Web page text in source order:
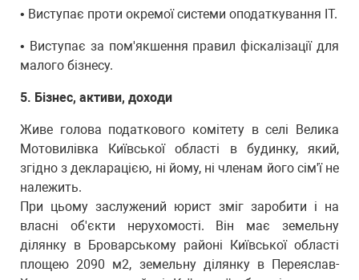
• Виступає проти окремої системи оподаткування ІТ.
• Виступає за пом'якшення правил фіскалізації для
малого бізнесу.
5. Бізнес, активи, доходи
Живе голова податкового комітету в селі Велика
Мотовилівка Київської області в будинку, який,
згідно з декларацією, ні йому, ні членам його сім'ї не
належить.
При цьому заслужений юрист зміг заробити і на
власні об'єкти нерухомості. Він має земельну
ділянку в Броварському районі Київської області
площею 2090 м2, земельну ділянку в Переяслав-